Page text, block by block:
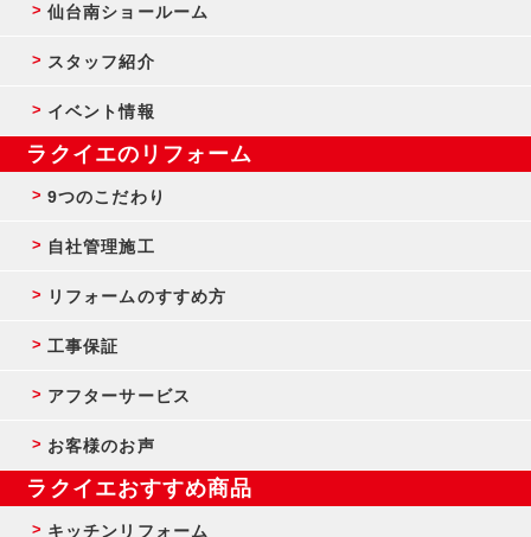
仙台南ショールーム
スタッフ紹介
イベント情報
ラクイエのリフォーム
9つのこだわり
自社管理施工
リフォームのすすめ方
工事保証
アフターサービス
お客様のお声
ラクイエおすすめ商品
キッチンリフォーム